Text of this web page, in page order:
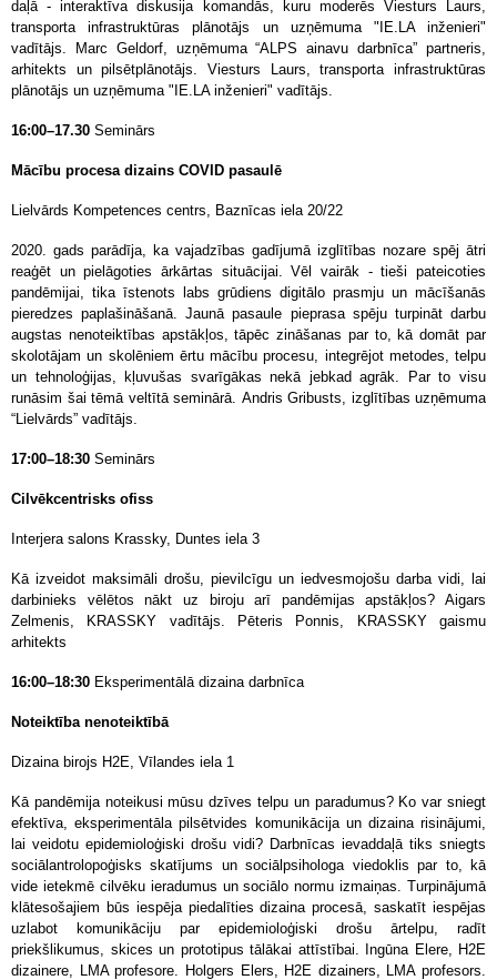
daļā - interaktīva diskusija komandās, kuru moderēs Viesturs Laurs,
transporta infrastruktūras plānotājs un uzņēmuma "IE.LA inženieri"
vadītājs.
Marc Geldorf, uzņēmuma “ALPS ainavu darbnīca” partneris,
arhitekts un pilsētplānotājs. Viesturs Laurs, transporta infrastruktūras
plānotājs un uzņēmuma "IE.LA inženieri" vadītājs.
16:00–17.30 Seminārs
Mācību procesa dizains COVID pasaulē
Lielvārds Kompetences centrs, Baznīcas iela 20/22
2020. gads parādīja, ka vajadzības gadījumā izglītības nozare spēj ātri
reaģēt un pielāgoties ārkārtas situācijai. Vēl vairāk - tieši pateicoties
pandēmijai, tika īstenots labs grūdiens digitālo prasmju un mācīšanās
pieredzes paplašināšanā. Jaunā pasaule pieprasa spēju turpināt darbu
augstas nenoteiktības apstākļos, tāpēc zināšanas par to, kā domāt par
skolotājam un skolēniem ērtu mācību procesu, integrējot metodes, telpu
un tehnoloģijas, kļuvušas svarīgākas nekā jebkad agrāk. Par to visu
runāsim šai tēmā veltītā seminārā. Andris Gribusts, izglītības uzņēmuma
“Lielvārds” vadītājs.
17:00–18:30 Seminārs
Cilvēkcentrisks ofiss
Interjera salons Krassky, Duntes iela 3
Kā izveidot maksimāli drošu, pievilcīgu un iedvesmojošu darba vidi, lai
darbinieks vēlētos nākt uz biroju arī pandēmijas apstākļos? Aigars
Zelmenis, KRASSKY vadītājs. Pēteris Ponnis, KRASSKY gaismu
arhitekts
16:00–18:30 Eksperimentālā dizaina darbnīca
Noteiktība nenoteiktībā
Dizaina birojs H2E, Vīlandes iela 1
Kā pandēmija noteikusi mūsu dzīves telpu un paradumus? Ko var sniegt
efektīva, eksperimentāla pilsētvides komunikācija un dizaina risinājumi,
lai veidotu epidemioloģiski drošu vidi? Darbnīcas ievaddaļā tiks sniegts
sociālantrolopoģisks skatījums un sociālpsihologa viedoklis par to, kā
vide ietekmē cilvēku ieradumus un sociālo normu izmaiņas. Turpinājumā
klātesošajiem būs iespēja piedalīties dizaina procesā, saskatīt iespējas
uzlabot komunikāciju par epidemioloģiski drošu ārtelpu, radīt
priekšlikumus, skices un prototipus tālākai attīstībai. Ingūna Elere, H2E
dizainere, LMA profesore. Holgers Elers, H2E dizainers, LMA profesors.